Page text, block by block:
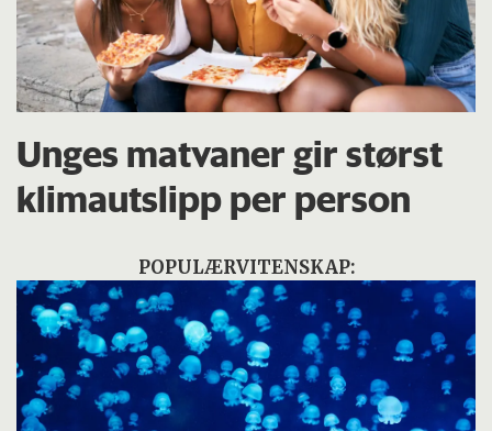
Unges matvaner gir størst
klimautslipp per person
POPULÆRVITENSKAP: